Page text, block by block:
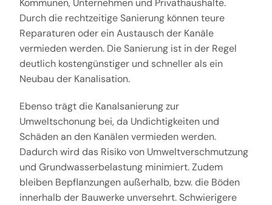
Kommunen, Unternehmen und Privathaushalte.
Durch die rechtzeitige Sanierung können teure
Reparaturen oder ein Austausch der Kanäle
vermieden werden. Die Sanierung ist in der Regel
deutlich kostengünstiger und schneller als ein
Neubau der Kanalisation.
Ebenso trägt die Kanalsanierung zur
Umweltschonung bei, da Undichtigkeiten und
Schäden an den Kanälen vermieden werden.
Dadurch wird das Risiko von Umweltverschmutzung
und Grundwasserbelastung minimiert. Zudem
bleiben Bepflanzungen außerhalb, bzw. die Böden
innerhalb der Bauwerke unversehrt. Schwierigere